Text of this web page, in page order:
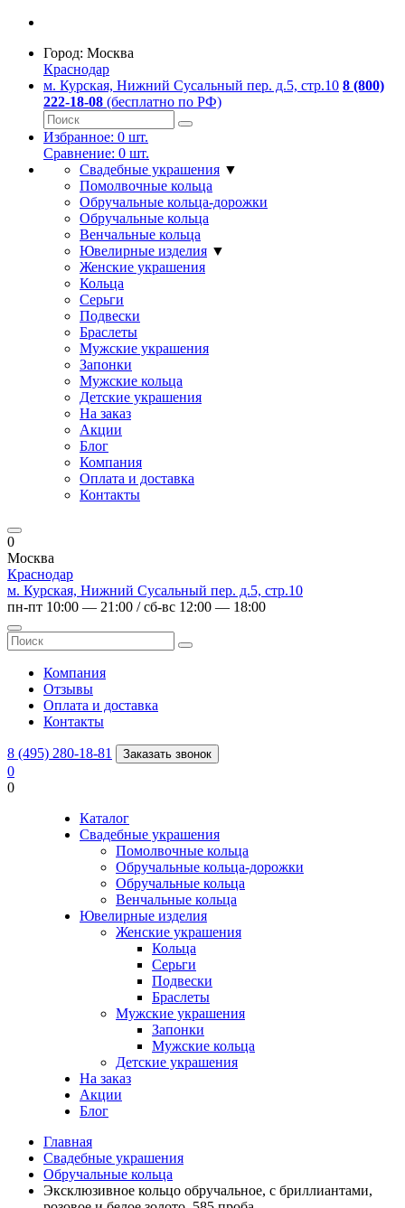
Город: Москва
Краснодар
м. Курская, Нижний Сусальный пер. д.5, стр.10 8 (800)
222-18-08 (бесплатно по РФ)
Избранное: 0 шт.
Сравнение: 0 шт.
Свадебные украшения ▼
Помолвочные кольца
Обручальные кольца-дорожки
Обручальные кольца
Венчальные кольца
Ювелирные изделия ▼
Женские украшения
Кольца
Серьги
Подвески
Браслеты
Мужские украшения
Запонки
Мужские кольца
Детские украшения
На заказ
Акции
Блог
Компания
Оплата и доставка
Контакты
0
Москва
Краснодар
м. Курская, Нижний Сусальный пер. д.5, стр.10
пн-пт 10:00 — 21:00 / сб-вс 12:00 — 18:00
Компания
Отзывы
Оплата и доставка
Контакты
8 (495) 280-18-81 Заказать звонок
0
0
Каталог
Свадебные украшения
Помолвочные кольца
Обручальные кольца-дорожки
Обручальные кольца
Венчальные кольца
Ювелирные изделия
Женские украшения
Кольца
Серьги
Подвески
Браслеты
Мужские украшения
Запонки
Мужские кольца
Детские украшения
На заказ
Акции
Блог
Главная
Свадебные украшения
Обручальные кольца
Эксклюзивное кольцо обручальное, с бриллиантами,